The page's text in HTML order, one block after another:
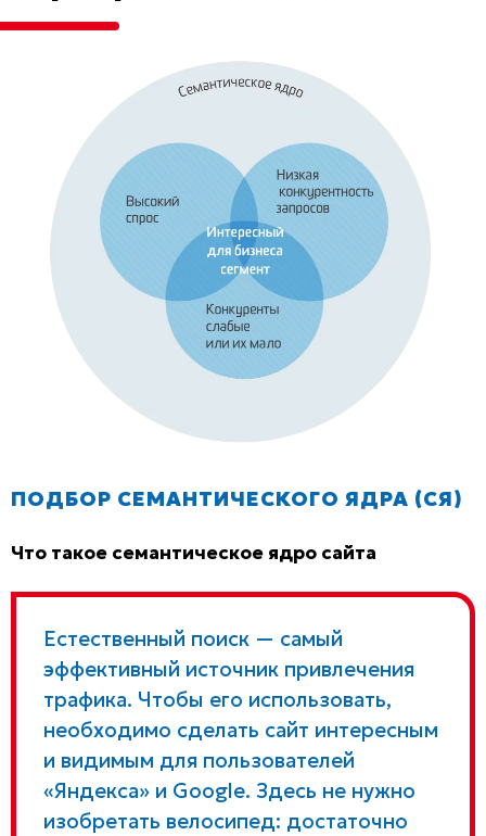
ПОДБОР СЕМАНТИЧЕСКОГО ЯДРА (СЯ)
Что такое семантическое ядро сайта
Естественный поиск — самый
эффективный источник привлечения
трафика. Чтобы его использовать,
необходимо сделать сайт интересным
и видимым для пользователей
«Яндекса» и Google. Здесь не нужно
изобретать велосипед: достаточно